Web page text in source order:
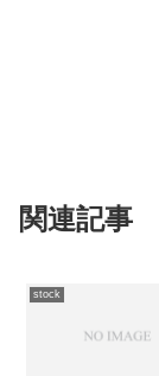
関連記事
stock